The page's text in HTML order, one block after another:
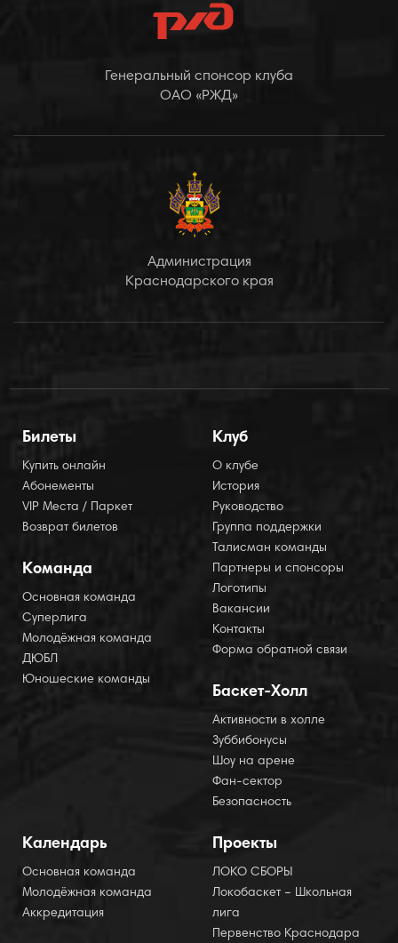
Генеральный спонсор клуба
ОАО «РЖД»
Администрация
Краснодарского края
Билеты
Купить онлайн
Абонементы
VIP Места / Паркет
Возврат билетов
Команда
Основная команда
Суперлига
Молодёжная команда
ДЮБЛ
Юношеские команды
Клуб
О клубе
История
Руководство
Группа поддержки
Талисман команды
Партнеры и спонсоры
Логотипы
Вакансии
Контакты
Форма обратной связи
Баскет-Холл
Активности в холле
Зуббибонусы
Шоу на арене
Фан-сектор
Безопасность
Календарь
Основная команда
Молодёжная команда
Аккредитация
Проекты
ЛОКО СБОРЫ
Локобаскет – Школьная
лига
Первенство Краснодара